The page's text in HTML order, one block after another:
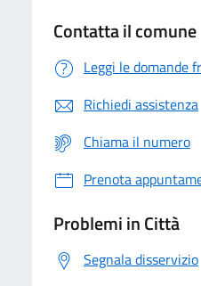
Contatta il comune
Leggi le domande
Richiedi assistenza
Chiama il numero
Prenota
Problemi in Città
Segnala disservizio